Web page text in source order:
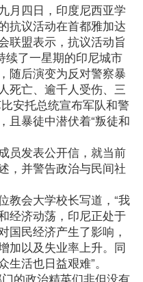
月四日，印度尼西亚学
抗议活动在首都雅加达
联盟表示，抗议活动旨
续了一星期的印尼城市
随后演变为反对警察暴
死亡、逾千人受伤、三
安托总统宣布军队和警
且暴徒中潜伏着“叛徒和
员发表公开信，就当前
，并警告政治与民间社
教会大学校长写道，“我
经济动荡，印尼正处于
国民经济产生了影响，
加以及失业率上升。同
活也日益艰难”。
的政治精英们非但没有